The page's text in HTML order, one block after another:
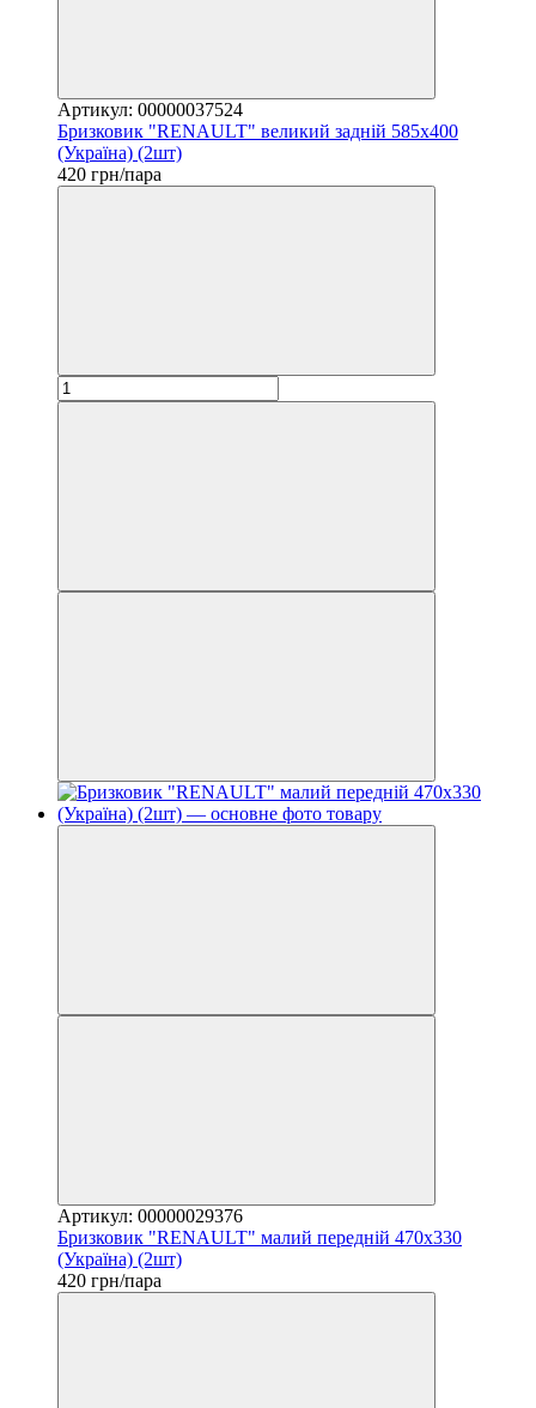
Артикул: 00000037524
Бризковик "RENAULT" великий задній 585х400
(Україна) (2шт)
420 грн/пара
Артикул: 00000029376
Бризковик "RENAULT" малий передній 470х330
(Україна) (2шт)
420 грн/пара